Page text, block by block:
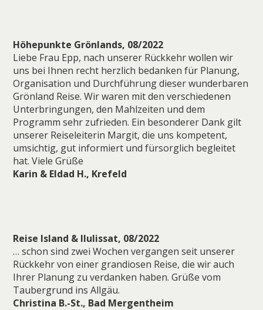
Höhepunkte Grönlands, 08/2022
Liebe Frau Epp, nach unserer Rückkehr wollen wir
uns bei Ihnen recht herzlich bedanken für Planung,
Organisation und Durchführung dieser wunderbaren
Grönland Reise. Wir waren mit den verschiedenen
Unterbringungen, den Mahlzeiten und dem
Programm sehr zufrieden. Ein besonderer Dank gilt
unserer Reiseleiterin Margit, die uns kompetent,
umsichtig, gut informiert und fürsorglich begleitet
hat. Viele Grüße
Karin & Eldad H., Krefeld
Reise Island & Ilulissat, 08/2022
… schon sind zwei Wochen vergangen seit unserer
Rückkehr von einer grandiosen Reise, die wir auch
Ihrer Planung zu verdanken haben. Grüße vom
Taubergrund ins Allgäu.
Christina B.-St., Bad Mergentheim